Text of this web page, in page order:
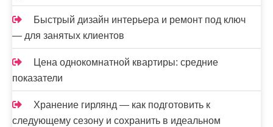
Быстрый дизайн интерьера и ремонт под ключ
— для занятых клиентов
Цена однокомнатной квартиры: средние
показатели
Хранение гирлянд — как подготовить к
следующему сезону и сохранить в идеальном